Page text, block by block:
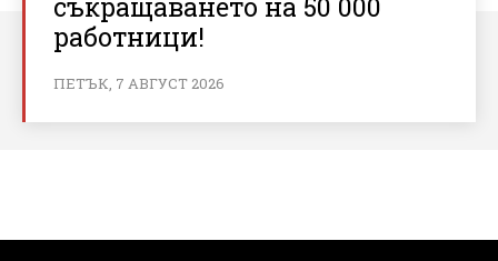
работници!
ПЕТЪК, 7 АВГУСТ 2026